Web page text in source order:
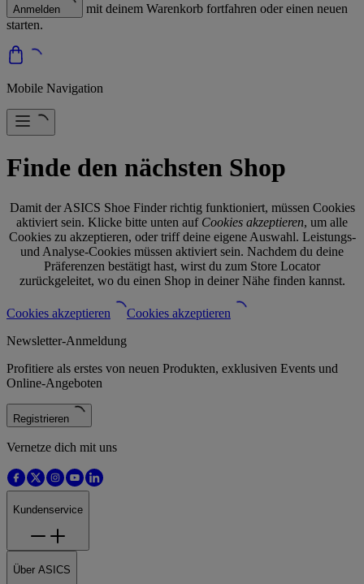
Anmelden
mit deinem Warenkorb fortfahren oder einen neuen
starten.
Mobile Navigation
Finde den nächsten Shop
Damit der ASICS Shoe Finder richtig funktioniert, müssen Cookies
aktiviert sein. Klicke bitte unten auf Cookies akzeptieren, um alle
Cookies zu akzeptieren, oder triff deine eigene Auswahl. Leistungs-
und Analyse-Cookies müssen aktiviert sein. Nachdem du deine
Präferenzen bestätigt hast, wirst du zum Store Locator
zurückgeleitet, wo du einen Shop in deiner Nähe finden kannst.
Cookies akzeptieren
Cookies akzeptieren
Newsletter-Anmeldung
Profitiere als erstes von neuen Produkten, exklusiven Events und
Online-Angeboten
Registrieren
Vernetze dich mit uns
Kundenservice
Über ASICS